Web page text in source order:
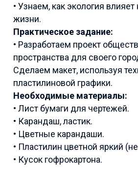
• Узнаем, как экология влияет
жизни.
Практическое задание:
• Разработаем проект
пространства для своего
Сделаем макет, используя
пластилиновой графики.
Необходимые материалы:
• Лист бумаги для чертежей.
• Карандаш, ластик.
• Цветные карандаши.
• Пластилин цветной яркий
• Кусок гофрокартона.